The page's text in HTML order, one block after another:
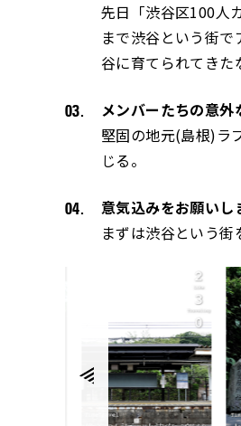
先日「渋谷区100人
まで渋谷という街
谷に育てられてきた
メンバーたちの意外
堅固の地元(島根)ラ
じる。
意気込みをお願いし
まずは渋谷という街